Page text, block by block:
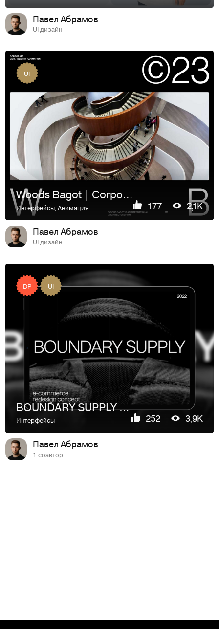
Павел Абрамов
UI дизайн
UI
Woods Bagot | Corporate Website
Интерфейсы,Анимация 177 2,1K
Павел Абрамов
UI дизайн
DP UI
BOUNDARY SUPPLY | E-commerce Redesign
Интерфейсы 252 3,9K
Павел Абрамов
1 соавтор